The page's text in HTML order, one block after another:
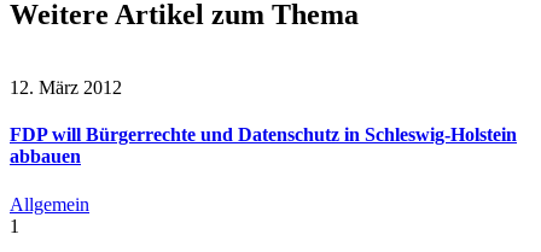
Weitere Artikel zum Thema
12. März 2012
FDP will Bürgerrechte und Datenschutz in Schleswig-Holstein
abbauen
Allgemein
1